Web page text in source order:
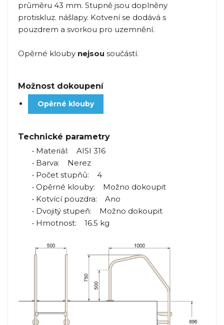
průměru 43 mm. Stupně jsou doplněny
protiskluz. nášlapy. Kotvení se dodává s
pouzdrem a svorkou pro uzemnění.
Opěrné klouby nejsou součástí.
Možnost dokoupení
Opěrné klouby
Technické parametry
• Materiál: AISI 316
• Barva: Nerez
• Počet stupňů: 4
• Opěrné klouby: Možno dokoupit
• Kotvící pouzdra: Ano
• Dvojitý stupeň: Možno dokoupit
• Hmotnost: 16.5 kg